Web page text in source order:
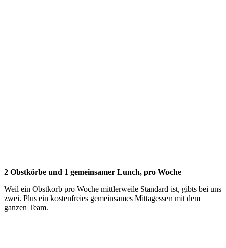
2 Obstkörbe und 1 gemeinsamer Lunch, pro Woche
Weil ein Obstkorb pro Woche mittlerweile Standard ist, gibts bei uns
zwei. Plus ein kostenfreies gemeinsames Mittagessen mit dem
ganzen Team.